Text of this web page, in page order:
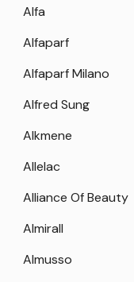
Alfa
Alfaparf
Alfaparf Milano
Alfred Sung
Alkmene
Allelac
Alliance Of Beauty
Almirall
Almusso